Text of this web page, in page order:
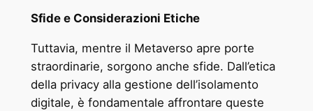
Sfide e Considerazioni Etiche
Tuttavia, mentre il Metaverso apre porte
straordinarie, sorgono anche sfide. Dall’etica
della privacy alla gestione dell’isolamento
digitale, è fondamentale affrontare queste